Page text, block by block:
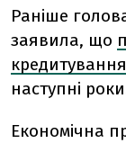
Раніше
заявила, що
кредитування
наступні
Економічна